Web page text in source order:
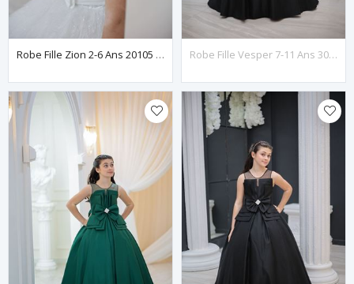
Robe Fille Zion 2-6 Ans 20105 Blanc Cassé Robe Fille Vesper 7-11 Ans 30136 Noire